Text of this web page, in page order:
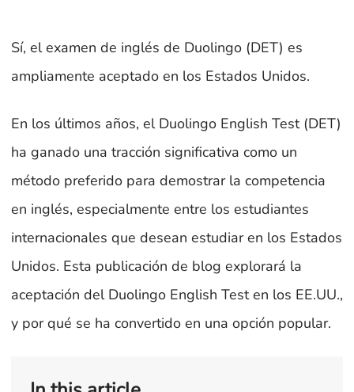
Sí, el examen de inglés de Duolingo (DET) es
ampliamente aceptado en los Estados Unidos.
En los últimos años, el Duolingo English Test (DET)
ha ganado una tracción significativa como un
método preferido para demostrar la competencia
en inglés, especialmente entre los estudiantes
internacionales que desean estudiar en los Estados
Unidos. Esta publicación de blog explorará la
aceptación del Duolingo English Test en los EE.UU.,
y por qué se ha convertido en una opción popular.